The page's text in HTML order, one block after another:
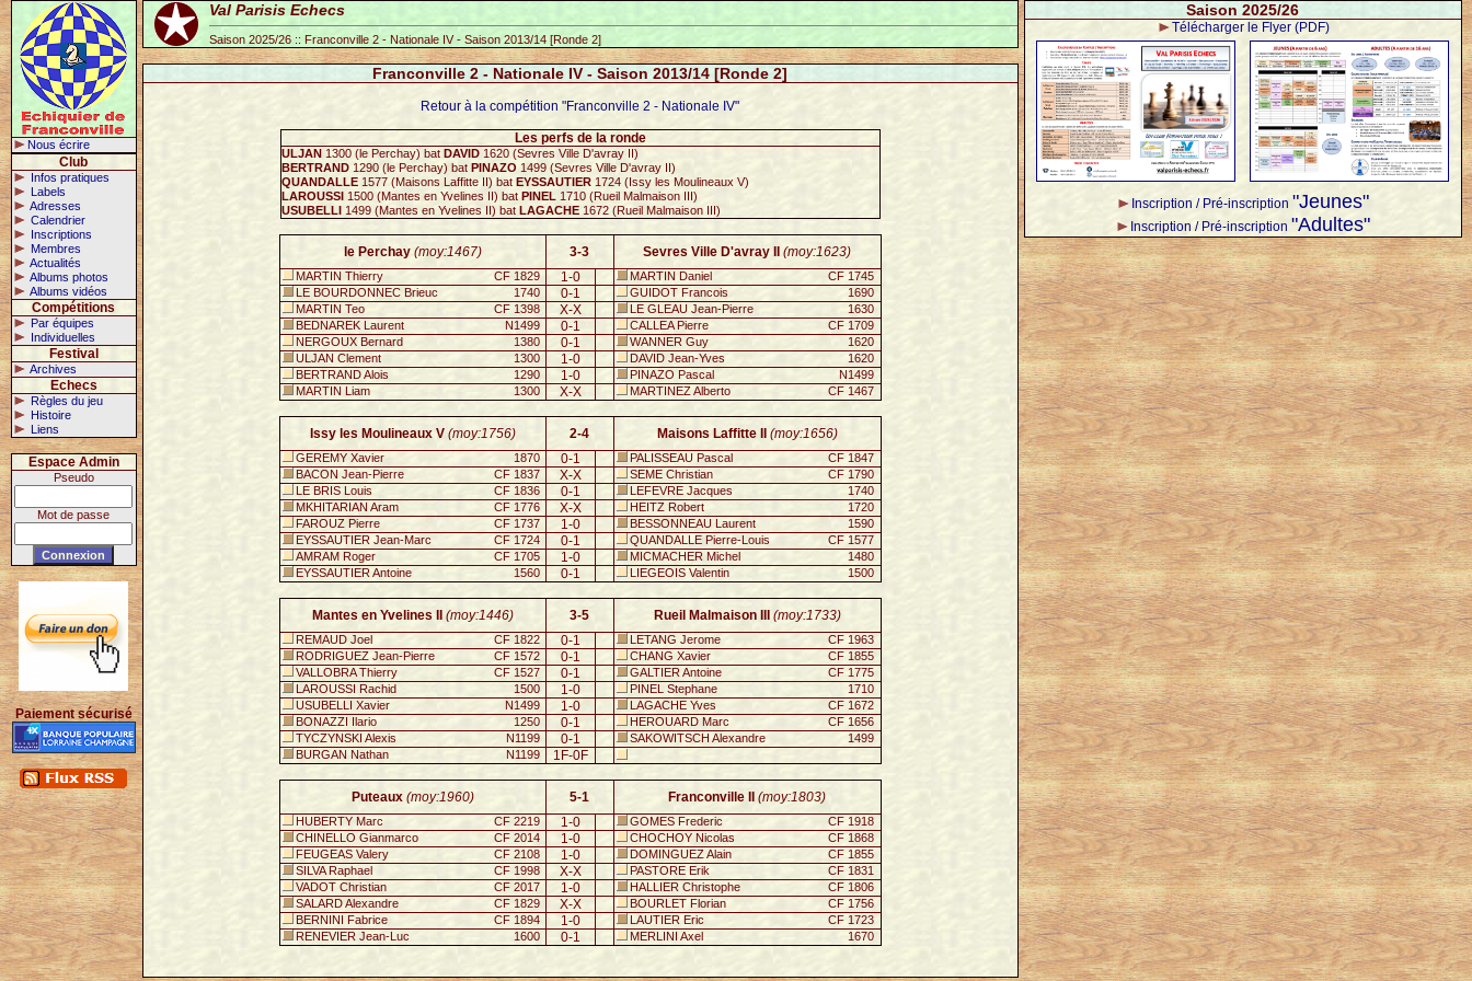
Nous écrire
Club
Infos pratiques
Labels
Adresses
Calendrier
Inscriptions
Membres
Actualités
Albums photos
Albums vidéos
Compétitions
Par équipes
Individuelles
Festival
Archives
Echecs
Règles du jeu
Histoire
Liens
Espace Admin
Pseudo
Mot de passe
Paiement sécurisé
Val Parisis Echecs
Saison 2025/26 :: Franconville 2 - Nationale IV - Saison 2013/14 [Ronde 2]
Franconville 2 - Nationale IV - Saison 2013/14 [Ronde 2]
Retour à la compétition "Franconville 2 - Nationale IV"
Les perfs de la ronde
ULJAN1300 (le Perchay) bat DAVID1620 (Sevres Ville D'avray II)
BERTRAND1290 (le Perchay) bat PINAZO 1499 (Sevres Ville D'avray II)
QUANDALLE1577 (Maisons Laffitte II) bat EYSSAUTIER1724 (Issy les Moulineaux V)
LAROUSSI1500 (Mantes en Yvelines II) bat PINEL 1710 (Rueil Malmaison III)
USUBELLI1499 (Mantes en Yvelines II) bat LAGACHE1672 (Rueil Malmaison III)
le Perchay (moy:1467) 3-3 Sevres Ville D'avray II (moy:1623)
MARTIN Thierry CF 1829 1-0 MARTIN Daniel
CF 1745
LE BOURDONNEC Brieuc
1740 0-1 GUIDOT Francois
1690
MARTIN Teo
CF 1398 X-X LE GLEAU Jean-Pierre
1630
BEDNAREK Laurent
N1499 0-1 CALLEA Pierre
CF 1709
NERGOUX Bernard
1380 0-1 WANNER Guy
1620
ULJAN Clement
1300 1-0 DAVID Jean-Yves
1620
BERTRAND Alois
1290 1-0 PINAZO Pascal
N1499
MARTIN Liam
1300 X-X MARTINEZ Alberto CF 1467
Issy les Moulineaux V (moy:1756) 2-4 Maisons Laffitte II (moy:1656)
GEREMY Xavier 1870 0-1 PALISSEAU Pascal
CF 1847
BACON Jean-Pierre
CF 1837 X-X SEME Christian
CF 1790
LE BRIS Louis
CF 1836 0-1 LEFEVRE Jacques
1740
MKHITARIAN Aram
CF 1776 X-X HEITZ Robert
1720
FAROUZ Pierre
CF 1737 1-0 BESSONNEAU Laurent
1590
EYSSAUTIER Jean-Marc
CF 1724 0-1 QUANDALLE Pierre-Louis
CF 1577
AMRAM Roger
CF 1705 1-0 MICMACHER Michel
1480
EYSSAUTIER Antoine
1560 0-1 LIEGEOIS Valentin 1500
Mantes en Yvelines II (moy:1446) 3-5 Rueil Malmaison III (moy:1733)
REMAUD Joel CF 1822 0-1 LETANG Jerome
CF 1963
RODRIGUEZ Jean-Pierre
CF 1572 0-1 CHANG Xavier
CF 1855
VALLOBRA Thierry
CF 1527 0-1 GALTIER Antoine
CF 1775
LAROUSSI Rachid
1500 1-0 PINEL Stephane
1710
USUBELLI Xavier
N1499 1-0 LAGACHE Yves
CF 1672
BONAZZI Ilario
1250 0-1 HEROUARD Marc
CF 1656
TYCZYNSKI Alexis
N1199 0-1 SAKOWITSCH Alexandre
1499
BURGAN Nathan
N1199 1F-0F
Puteaux (moy:1960) 5-1 Franconville II (moy:1803)
HUBERTY Marc CF 2219 1-0 GOMES Frederic
CF 1918
CHINELLO Gianmarco
CF 2014 1-0 CHOCHOY Nicolas
CF 1868
FEUGEAS Valery
CF 2108 1-0 DOMINGUEZ Alain
CF 1855
SILVA Raphael
CF 1998 X-X PASTORE Erik
CF 1831
VADOT Christian
CF 2017 1-0 HALLIER Christophe
CF 1806
SALARD Alexandre
CF 1829 X-X BOURLET Florian
CF 1756
BERNINI Fabrice
CF 1894 1-0 LAUTIER Eric
CF 1723
RENEVIER Jean-Luc
1600 0-1 MERLINI Axel 1670
Saison 2025/26
Télécharger le Flyer (PDF)
Inscription / Pré-inscription "Jeunes"
Inscription / Pré-inscription "Adultes"